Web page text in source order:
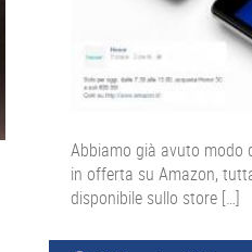
Abbiamo già avuto modo
in offerta su Amazon,
disponibile sullo store […]